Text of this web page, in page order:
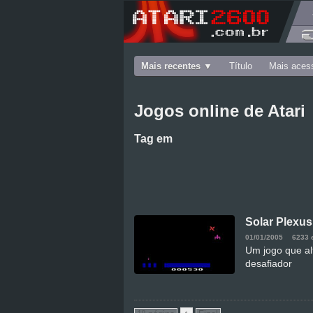
Mais recentes Título Mais
Jogos online de Atari
Tag em
Solar Plexus
01/01/2005 6233
Um jogo que
desafiador